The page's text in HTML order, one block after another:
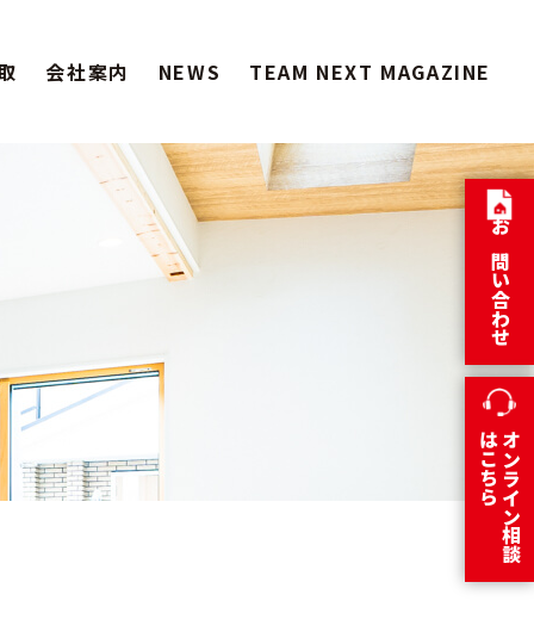
会社案内 NEWS TEAM NEXT MAGAZINE
お問い合わせ
オンライン相談
はこちら